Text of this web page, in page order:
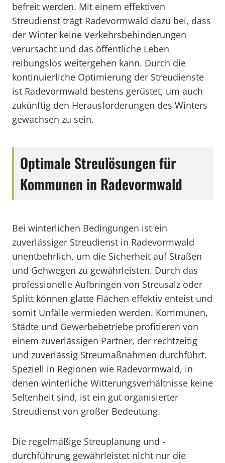
befreit werden. Mit einem effektiven
Streudienst trägt Radevormwald dazu bei, dass
der Winter keine Verkehrsbehinderungen
verursacht und das öffentliche Leben
reibungslos weitergehen kann. Durch die
kontinuierliche Optimierung der Streudienste
ist Radevormwald bestens gerüstet, um auch
zukünftig den Herausforderungen des Winters
gewachsen zu sein.
Optimale Streulösungen für
Kommunen in Radevormwald
Bei winterlichen Bedingungen ist ein
zuverlässiger Streudienst in Radevormwald
unentbehrlich, um die Sicherheit auf Straßen
und Gehwegen zu gewährleisten. Durch das
professionelle Aufbringen von Streusalz oder
Splitt können glatte Flächen effektiv enteist und
somit Unfälle vermieden werden. Kommunen,
Städte und Gewerbebetriebe profitieren von
einem zuverlässigen Partner, der rechtzeitig
und zuverlässig Streumaßnahmen durchführt.
Speziell in Regionen wie Radevormwald, in
denen winterliche Witterungsverhältnisse keine
Seltenheit sind, ist ein gut organisierter
Streudienst von großer Bedeutung.
Die regelmäßige Streuplanung und -
durchführung gewährleistet nicht nur die